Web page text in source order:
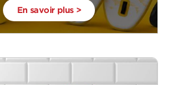
En savoir plus >